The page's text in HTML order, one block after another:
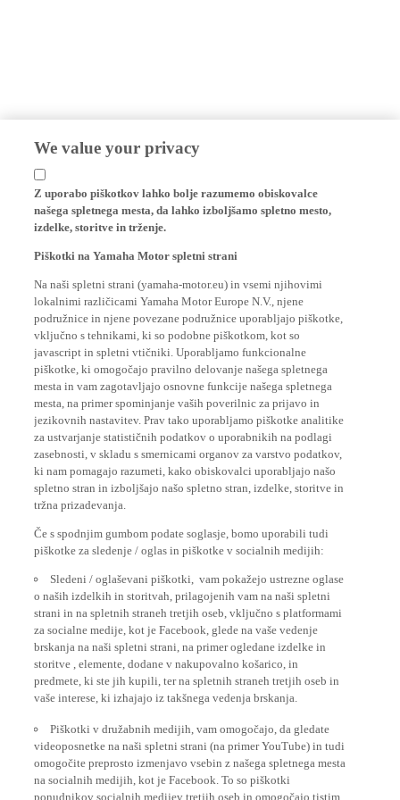
We value your privacy
Z uporabo piškotkov lahko bolje razumemo obiskovalce
našega spletnega mesta, da lahko izboljšamo spletno mesto,
izdelke, storitve in trženje.
lokalnimi različicami Yamaha Motor Europe N.V., njene
podružnice in njene povezane podružnice uporabljajo piškotke,
vključno s tehnikami, ki so podobne piškotkom, kot so
javascript in spletni vtičniki. Uporabljamo funkcionalne
piškotke, ki omogočajo pravilno delovanje našega spletnega
mesta in vam zagotavljajo osnovne funkcije našega spletnega
mesta, na primer spominjanje vaših poverilnic za prijavo in
jezikovnih nastavitev. Prav tako uporabljamo piškotke analitike
za ustvarjanje statističnih podatkov o uporabnikih na podlagi
zasebnosti, v skladu s smernicami organov za varstvo podatkov,
ki nam pomagajo razumeti, kako obiskovalci uporabljajo našo
spletno stran in izboljšajo našo spletno stran, izdelke, storitve in
tržna prizadevanja.
Če s spodnjim gumbom podate soglasje, bomo uporabili tudi
piškotke za sledenje / oglas in piškotke v socialnih medijih:
o naših izdelkih in storitvah, prilagojenih vam na naši spletni
strani in na spletnih straneh tretjih oseb, vključno s platformami
za socialne medije, kot je Facebook, glede na vaše vedenje
brskanja na naši spletni strani, na primer ogledane izdelke in
storitve , elemente, dodane v nakupovalno košarico, in
predmete, ki ste jih kupili, ter na spletnih straneh tretjih oseb in
vaše interese, ki izhajajo iz takšnega vedenja brskanja.
videoposnetke na naši spletni strani (na primer YouTube) in tudi
omogočite preprosto izmenjavo vsebin z našega spletnega mesta
na socialnih medijih, kot je Facebook. To so piškotki
ponudnikov socialnih medijev tretjih oseb in omogočajo tistim